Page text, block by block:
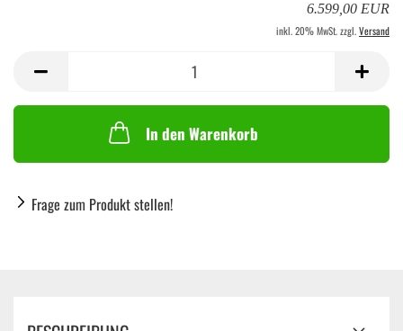
6.599,00 EUR
inkl. 20% MwSt. zzgl.Versand
In den Warenkorb
Frage zum Produkt stellen!